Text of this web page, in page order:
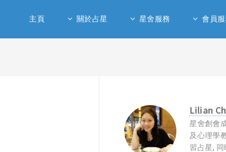
主頁 關於占星 星舍服務 會員
Lilian
星舍創會
及心理學
習占星,